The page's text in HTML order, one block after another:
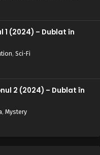
1 (2024) – Dublat în
, Sci-Fi
2 (2024) – Dublat în
, Mystery